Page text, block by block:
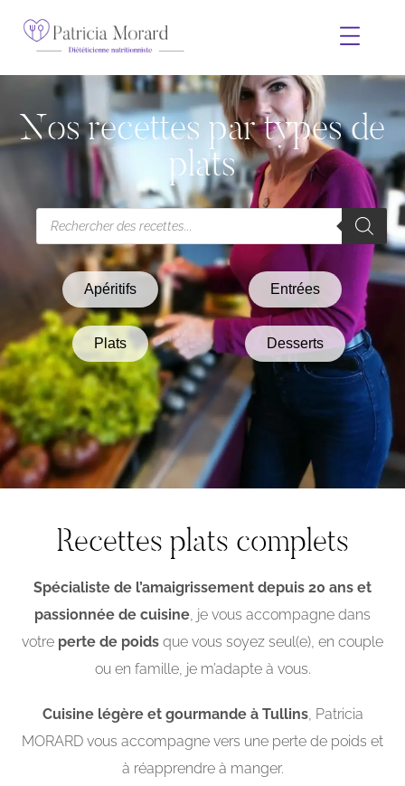
Nos recettes par types de
plats
Apéritifs Entrées
Plats Desserts
Recettes plats complets
Spécialiste de l’amaigrissement depuis 20 ans et
passionnée de cuisine, je vous accompagne dans
votre perte de poids que vous soyez seul(e), en couple
ou en famille, je m’adapte à vous.
Cuisine légère et gourmande à Tullins, Patricia
MORARD vous accompagne vers une perte de poids et
à réapprendre à manger.